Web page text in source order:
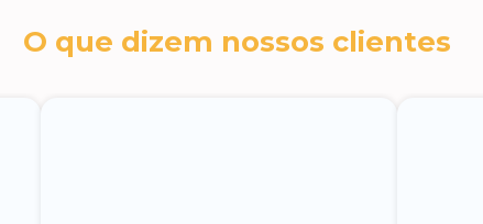
O que dizem nossos clientes